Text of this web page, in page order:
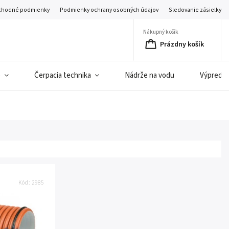
podmienky Podmienky ochrany osobných údajov Sledovanie zásielky
Nákupný košík
Prázdny košík
Čerpacia technika Nádrže na vodu
Kód: 2985